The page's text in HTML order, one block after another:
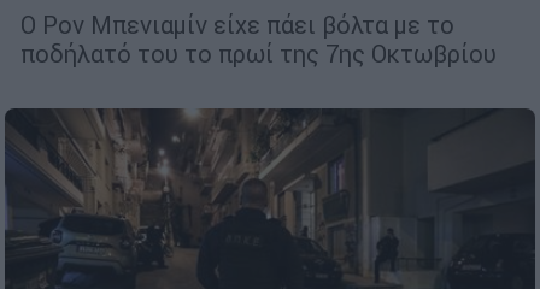
Ο Ρον Μπενιαμίν είχε πάει βόλτα με το
ποδήλατό του το πρωί της 7ης Οκτωβρίου